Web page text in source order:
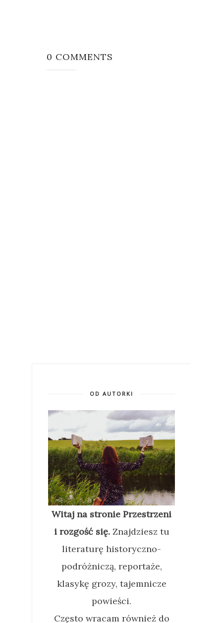
0 COMMENTS
OD AUTORKI
Witaj na stronie Przestrzeni
i rozgość się. Znajdziesz tu
literaturę historyczno-
podróżniczą, reportaże,
klasykę grozy, tajemnicze
powieści.
Często wracam również do